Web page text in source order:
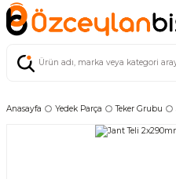
Anasayfa Yedek Parça Teker Grubu